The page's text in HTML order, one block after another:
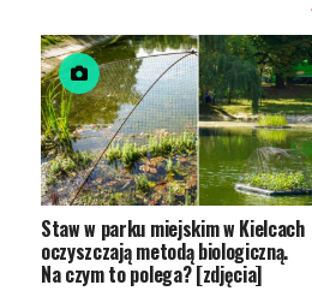
Staw w parku miejskim w Kielcach
oczyszczają metodą biologiczną.
Na czym to polega? [zdjęcia]